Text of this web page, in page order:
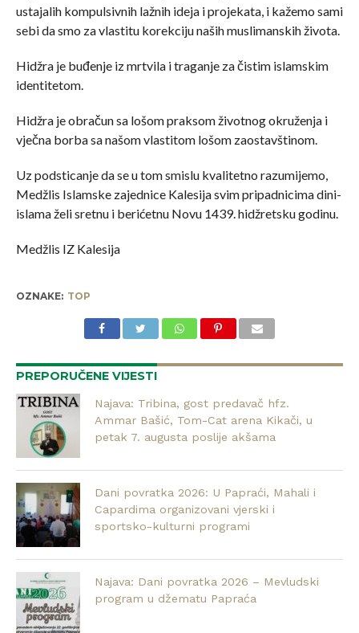
ustajalih kompulsivnih lažnih ideja i projekata, i kažemo sami
sebi da smo za vlastitu korekciju naših muslimanskih života.
Hidžra je buđenje iz mrtvila i traganje za čistim islamskim
identitetom.
Hidžra je obračun sa lošom praksom životnog okruženja i
vječna borba sa našom vlastitom lošom zaostavštinom.
Uz podsticanje da se u tom smislu kvalitetno razumijemo,
Medžlis Islamske zajednice Kalesija svim pripadnicima dini-
islama želi sretnu i berićetnu Novu 1439. hidžretsku godinu.
Medžlis IZ Kalesija
OZNAKE: TOP
PREPORUČENE VIJESTI
Najava: Tribina, gost predavač hfz.
Ammar Bašić, Tom-Cat arena Kikači, u
petak 7. augusta poslije akšama
Dani povratka 2026: U Papraći, Mahali i
Capardima organizovani vjerski i
sportsko-kulturni programi
Najava: Dani povratka 2026 – Mevludski
program u džematu Papraća